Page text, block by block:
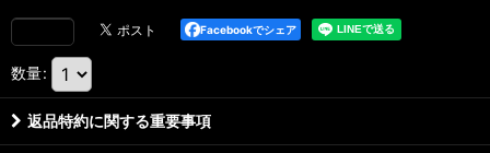
Facebookでシェア
数量:
返品特約に関する重要事項